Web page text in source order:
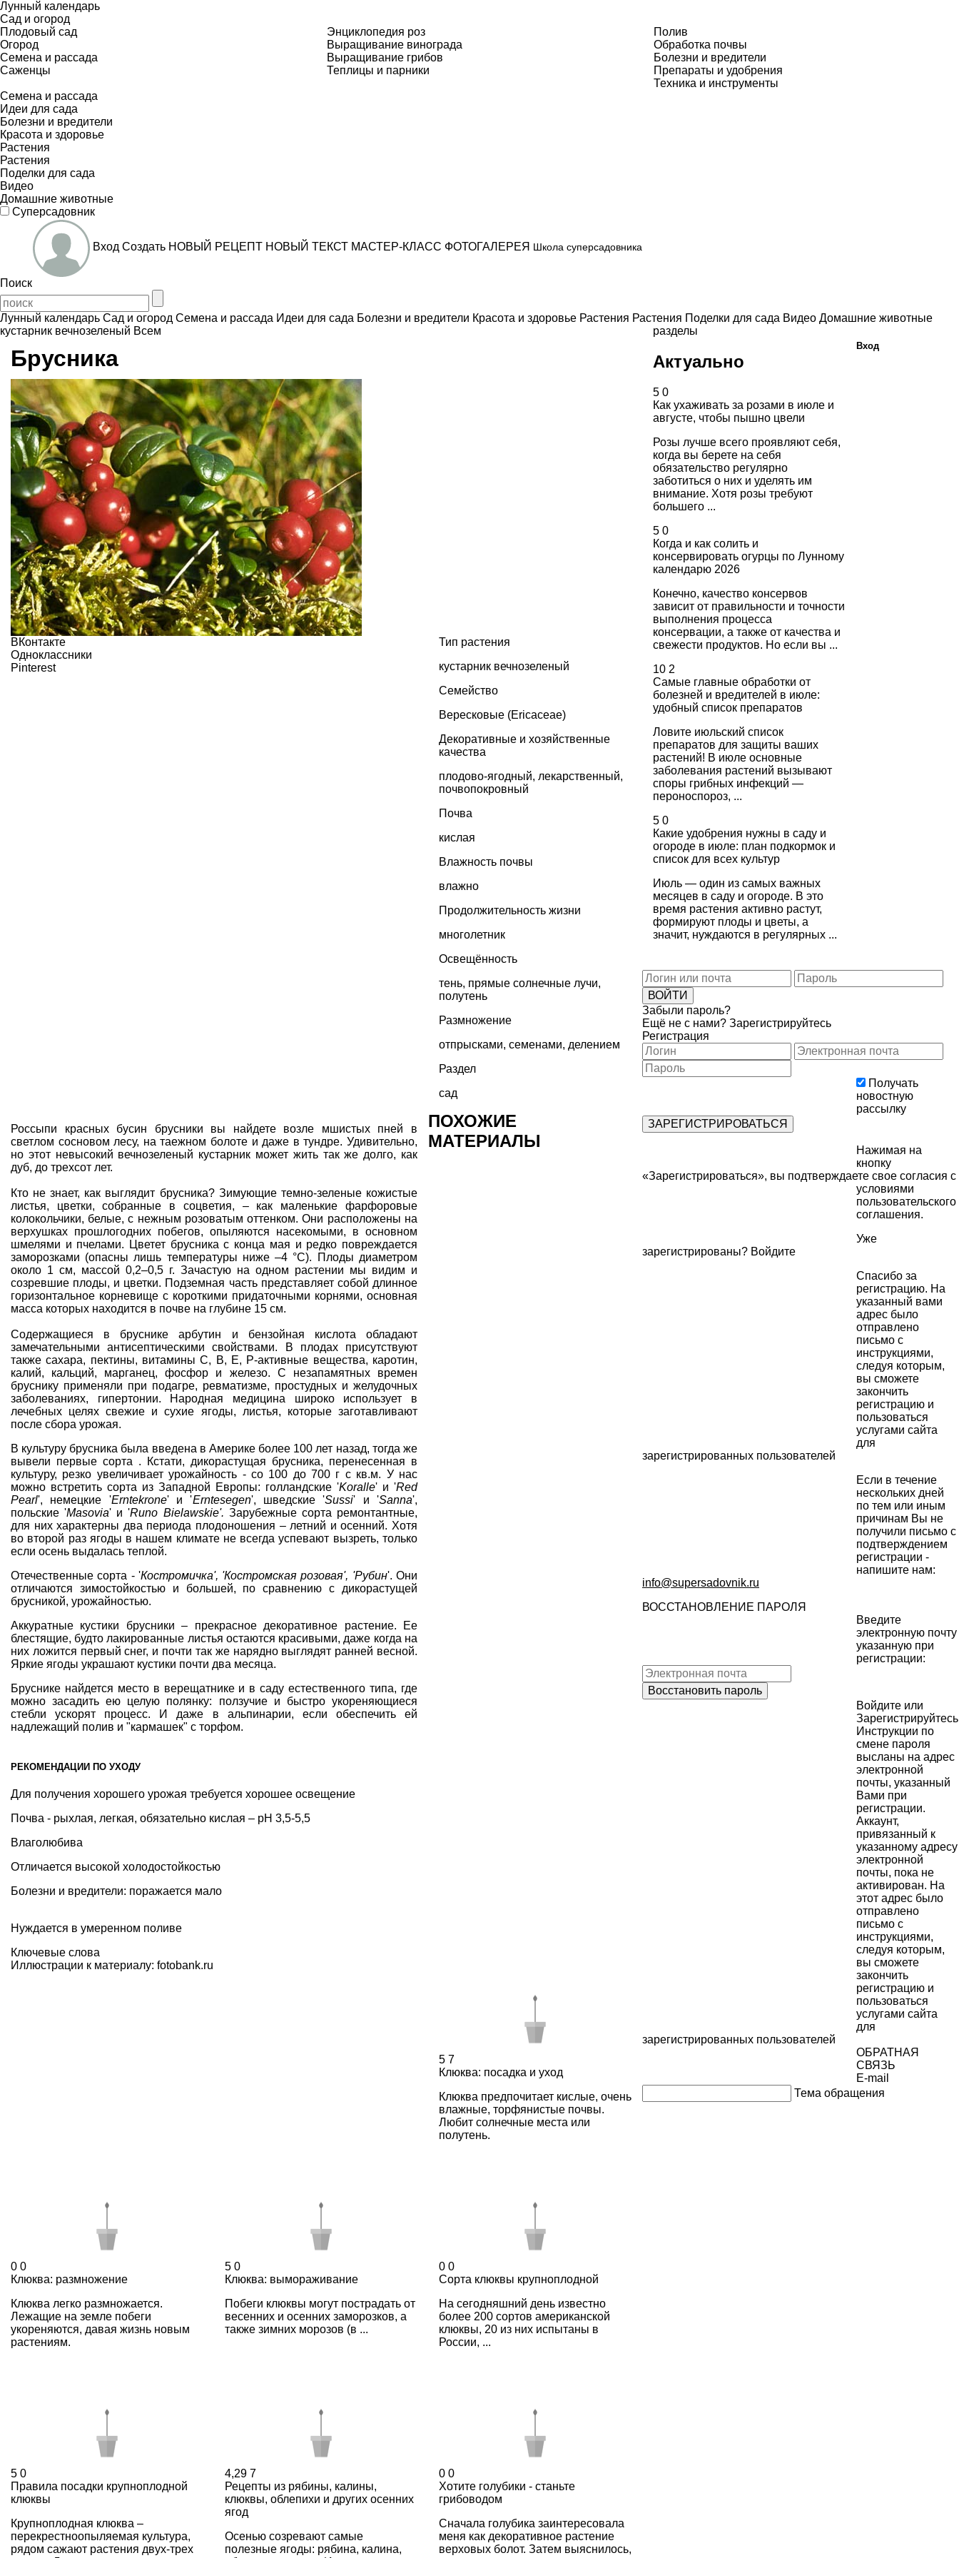
Лунный календарь
Сад и огород
Плодовый сад
Огород
Семена и рассада
Саженцы
Энциклопедия роз
Выращивание винограда
Выращивание грибов
Теплицы и парники
Полив
Обработка почвы
Болезни и вредители
Препараты и удобрения
Техника и инструменты
Семена и рассада
Идеи для сада
Болезни и вредители
Красота и здоровье
Растения
Растения
Поделки для сада
Видео
Домашние животные
Суперсадовник
Вход Создать НОВЫЙ РЕЦЕПТ НОВЫЙ ТЕКСТ МАСТЕР-КЛАСС ФОТОГАЛЕРЕЯ Школа суперсадовника
Поиск
Лунный календарь Сад и огород Семена и рассада Идеи для сада Болезни и вредители Красота и здоровье Растения Растения Поделки для сада Видео Домашние животные
кустарник вечнозеленый Всем
Брусника
ВКонтакте
Одноклассники
Pinterest
Тип растения
кустарник вечнозеленый
Семейство
Вересковые (Ericaceae)
Декоративные и хозяйственные
качества
плодово-ягодный, лекарственный,
почвопокровный
Почва
кислая
Влажность почвы
влажно
Продолжительность жизни
многолетник
Освещённость
тень, прямые солнечные лучи,
полутень
Размножение
отпрысками, семенами, делением
Раздел
сад
Россыпи красных бусин брусники вы найдете возле мшистых пней в
светлом сосновом лесу, на таежном болоте и даже в тундре. Удивительно,
но этот невысокий вечнозеленый кустарник может жить так же долго, как
дуб, до трехсот лет.
Кто не знает, как выглядит брусника? Зимующие темно-зеленые кожистые
листья, цветки, собранные в соцветия, – как маленькие фарфоровые
колокольчики, белые, с нежным розоватым оттенком. Они расположены на
верхушках прошлогодних побегов, опыляются насекомыми, в основном
шмелями и пчелами. Цветет брусника с конца мая и редко повреждается
заморозками (опасны лишь температуры ниже –4 °С). Плоды диаметром
около 1 см, массой 0,2–0,5 г. Зачастую на одном растении мы видим и
созревшие плоды, и цветки. Подземная часть представляет собой длинное
горизонтальное корневище с короткими придаточными корнями, основная
масса которых находится в почве на глубине 15 см.
Содержащиеся в бруснике арбутин и бензойная кислота обладают
замечательными антисептическими свойствами. В плодах присутствуют
также сахара, пектины, витамины С, В, Е, Р-активные вещества, каротин,
калий, кальций, марганец, фосфор и железо. С незапамятных времен
бруснику применяли при подагре, ревматизме, простудных и желудочных
заболеваниях, гипертонии. Народная медицина широко использует в
лечебных целях свежие и сухие ягоды, листья, которые заготавливают
после сбора урожая.
В культуру брусника была введена в Америке более 100 лет назад, тогда же
вывели первые сорта . Кстати, дикорастущая брусника, перенесенная в
культуру, резко увеличивает урожайность - со 100 до 700 г с кв.м. У нас
можно встретить сорта из Западной Европы: голландские 'Koralle' и 'Red
Pearl', немецкие 'Erntekrone' и 'Erntesegen', шведские 'Sussi' и 'Sanna',
польские 'Masovia' и 'Runo Bielawskie'. Зарубежные сорта ремонтантные,
для них характерны два периода плодоношения – летний и осенний. Хотя
во второй раз ягоды в нашем климате не всегда успевают вызреть, только
если осень выдалась теплой.
Отечественные сорта - 'Костромичка', 'Костромская розовая', 'Рубин'. Они
отличаются зимостойкостью и большей, по сравнению с дикорастущей
брусникой, урожайностью.
Аккуратные кустики брусники – прекрасное декоративное растение. Ее
блестящие, будто лакированные листья остаются красивыми, даже когда на
них ложится первый снег, и почти так же нарядно выглядят ранней весной.
Яркие ягоды украшают кустики почти два месяца.
Бруснике найдется место в верещатникеи в саду естественного типа, где
можно засадить ею целую полянку: ползучие и быстро укореняющиеся
стебли ускорят процесс. И даже в альпинарии, если обеспечить ей
надлежащий полив и "кармашек" с торфом.
РЕКОМЕНДАЦИИ ПО УХОДУ
Для получения хорошего урожая требуется хорошее освещение
Почва - рыхлая, легкая, обязательно кислая – рН 3,5-5,5
Влаголюбива
Отличается высокой холодостойкостью
Болезни и вредители: поражается мало
Нуждается в умеренном поливе
Ключевые слова
Иллюстрации к материалу: fotobank.ru
ПОХОЖИЕ
МАТЕРИАЛЫ
5 7
Клюква: посадка и уход
Клюква предпочитает кислые, очень
влажные, торфянистые почвы.
Любит солнечные места или
полутень.
0 0
Клюква: размножение
Клюква легко размножается.
Лежащие на земле побеги
укореняются, давая жизнь новым
растениям.
5 0
Клюква: вымораживание
Побеги клюквы могут пострадать от
весенних и осенних заморозков, а
также зимних морозов (в ...
0 0
Сорта клюквы крупноплодной
На сегодняшний день известно
более 200 сортов американской
клюквы, 20 из них испытаны в
России, ...
5 0
Правила посадки крупноплодной
клюквы
Крупноплодная клюква –
перекрестноопыляемая культура,
рядом сажают растения двух-трех
4,29 7
Рецепты из рябины, калины,
клюквы, облепихи и других осенних
ягод
Осенью созревают самые
полезные ягоды: рябина, калина,
0 0
Хотите голубики - станьте
грибоводом
Сначала голубика заинтересовала
меня как декоративное растение
верховых болот. Затем выяснилось,
разделы
Актуально
5 0
Как ухаживать за розами в июле и
августе, чтобы пышно цвели
Розы лучше всего проявляют себя,
когда вы берете на себя
обязательство регулярно
заботиться о них и уделять им
внимание. Хотя розы требуют
большего ...
5 0
Когда и как солить и
консервировать огурцы по Лунному
календарю 2026
Конечно, качество консервов
зависит от правильности и точности
выполнения процесса
консервации, а также от качества и
свежести продуктов. Но если вы ...
10 2
Самые главные обработки от
болезней и вредителей в июле:
удобный список препаратов
Ловите июльский список
препаратов для защиты ваших
растений! В июле основные
заболевания растений вызывают
споры грибных инфекций —
пероноспороз, ...
5 0
Какие удобрения нужны в саду и
огороде в июле: план подкормок и
список для всех культур
Июль — один из самых важных
месяцев в саду и огороде. В это
время растения активно растут,
формируют плоды и цветы, а
значит, нуждаются в регулярных ...
Вход
Забыли пароль?
Ещё не с нами? Зарегистрируйтесь
Регистрация
Получать
новостную
рассылку
Нажимая на
кнопку
«Зарегистрироваться», вы подтверждаете свое согласия с
условиями
пользовательского
соглашения.
Уже
зарегистрированы? Войдите
Спасибо за
регистрацию. На
указанный вами
адрес было
отправлено
письмо с
инструкциями,
следуя которым,
вы сможете
закончить
регистрацию и
пользоваться
услугами сайта
для
зарегистрированных пользователей
Если в течение
нескольких дней
по тем или иным
причинам Вы не
получили письмо с
подтверждением
регистрации -
напишите нам:
info@supersadovnik.ru
ВОССТАНОВЛЕНИЕ ПАРОЛЯ
Введите
электронную почту
указанную при
регистрации:
Войдите или
Зарегистрируйтесь
Инструкции по
смене пароля
высланы на адрес
электронной
почты, указанный
Вами при
регистрации.
Аккаунт,
привязанный к
указанному адресу
электронной
почты, пока не
активирован. На
этот адрес было
отправлено
письмо с
инструкциями,
следуя которым,
вы сможете
закончить
регистрацию и
пользоваться
услугами сайта
для
зарегистрированных пользователей
ОБРАТНАЯ
СВЯЗЬ
E-mail
Тема обращения